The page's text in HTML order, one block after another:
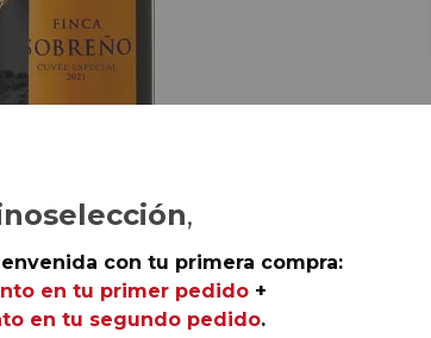
,
con tu primera compra:
en tu primer pedido+
en tu segundo pedido.